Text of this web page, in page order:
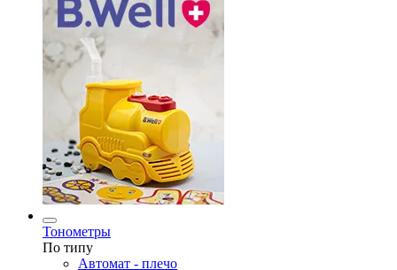
Тонометры
По типу
Автомат - плечо